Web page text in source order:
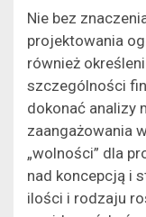
Nie bez
projektowania
również
szczególności
dokonać analizy
zaangażowania
„wolności” dla
nad koncepcją i
ilości i rodzaju